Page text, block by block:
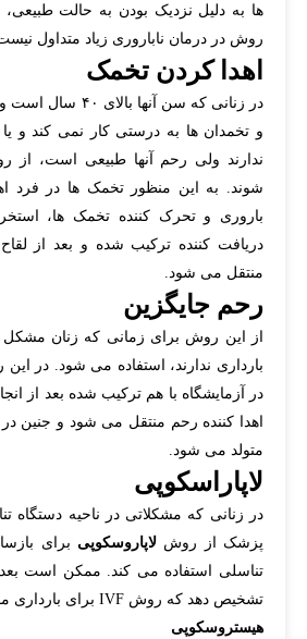
ها به دلیل نزدیک بودن به حالت طبیعی،
روش در درمان ناباروری زیاد متداول نیست.
اهدا کردن تخمک
در زنانی که سن آنها
و تخمدان ها به درستی کار نمی کند و یا
ندارند ولی رحم آنها طبیعی است، از
شوند. به این منظور تخمک ها در فرد
باروری و تحرک کننده تخمک ها،
دریافت کننده ترکیب شده و بعد از لقاح
منتقل می شود.
رحم جایگزین
از این روش برای زمانی که زنان مشکل
بارداری ندارند، استفاده می شود. در
در آزمایشگاه با هم ترکیب شده بعد از انجام
اهدا کننده رحم منتقل می شود و جنین در
متولد می شود.
لاپاراسکوپی
در زنانی که مشکلاتی در ناحیه دستگاه
پزشک از روشلاپاروسکوپیبرای
تناسلی استفاده می کند. ممکن است بعد
تشخیص دهد که روش IVF برای بارداری مورد نیاز است.
هیستروسکوپی